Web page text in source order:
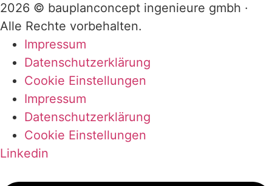
2026 © bauplanconcept ingenieure gmbh ·
Alle Rechte vorbehalten.
Impressum
Datenschutzerklärung
Cookie Einstellungen
Impressum
Datenschutzerklärung
Cookie Einstellungen
Linkedin